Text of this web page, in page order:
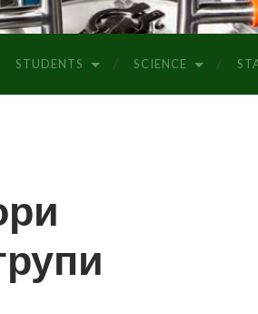
STUDENTS SCIENCE